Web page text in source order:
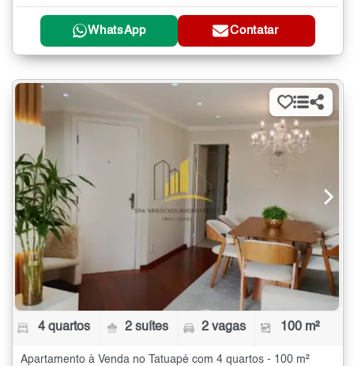
WhatsApp Contatar
4 quartos 2 suítes 2 vagas 100 m²
Apartamento à Venda no Tatuapé com 4 quartos - 100 m²